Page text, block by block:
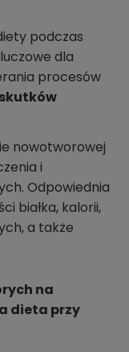
podczas
dla
procesów
nowotworowej
i
Odpowiednia
białka, kalorii,
a także
na
dieta przy